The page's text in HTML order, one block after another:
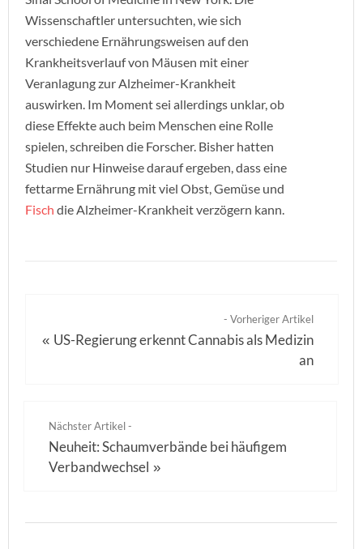
Wissenschaftler untersuchten, wie sich
verschiedene Ernährungsweisen auf den
Krankheitsverlauf von Mäusen mit einer
Veranlagung zur Alzheimer-Krankheit
auswirken. Im Moment sei allerdings unklar, ob
diese Effekte auch beim Menschen eine Rolle
spielen, schreiben die Forscher. Bisher hatten
Studien nur Hinweise darauf ergeben, dass eine
fettarme Ernährung mit viel Obst, Gemüse und
Fisch die Alzheimer-Krankheit verzögern kann.
- Vorheriger Artikel
« US-Regierung erkennt Cannabis als Medizin
an
Nächster Artikel -
Neuheit: Schaumverbände bei häufigem
Verbandwechsel »